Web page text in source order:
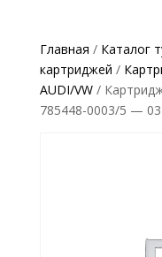
Главная / Каталог
картриджей /
AUDI/VW/
785448-0003/5 —